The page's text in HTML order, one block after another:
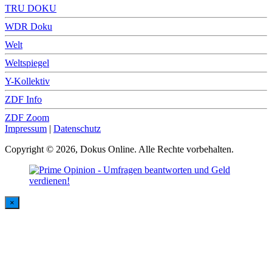
TRU DOKU
WDR Doku
Welt
Weltspiegel
Y-Kollektiv
ZDF Info
ZDF Zoom
Impressum | Datenschutz
Copyright © 2026, Dokus Online. Alle Rechte vorbehalten.
×